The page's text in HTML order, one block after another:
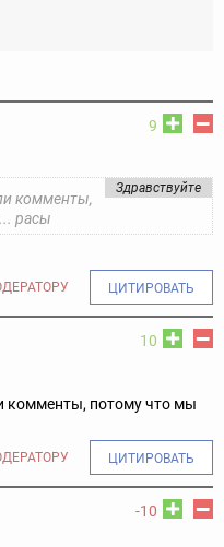
9
Здравствуйте
комменты,
расы
ЦИТИРОВАТЬ
10
комменты, потому что мы
ЦИТИРОВАТЬ
-10